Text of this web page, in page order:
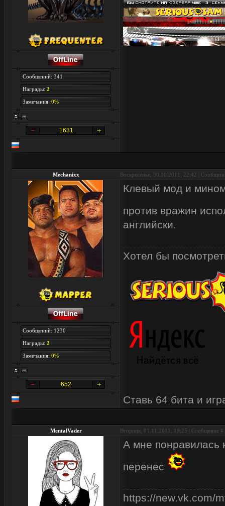
Сообщений: 341
Награды: 2
Замечания: 0%
1631
Mechanixx Воскресенье, 30.10.2011, 22:42 |
Сообщений: 1230
Награды: 2
Замечания: 0%
652
Клевый мод и
против вражин
английски.
Хотел бы
Ставь 64 бита и
MentalVader Вторник, 01.11.2011, 19:25 | Сообщение #
А мне понравилась
перенес
https://new.vk.com/